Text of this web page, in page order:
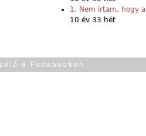
1. Nem írtam, hogy a
10 év 33 hét
a Facebookon